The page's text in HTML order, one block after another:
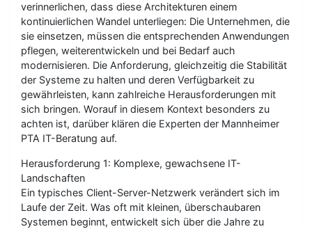
verinnerlichen, dass diese Architekturen einem
kontinuierlichen Wandel unterliegen: Die Unternehmen, die
sie einsetzen, müssen die entsprechenden Anwendungen
pflegen, weiterentwickeln und bei Bedarf auch
modernisieren. Die Anforderung, gleichzeitig die Stabilität
der Systeme zu halten und deren Verfügbarkeit zu
gewährleisten, kann zahlreiche Herausforderungen mit
sich bringen. Worauf in diesem Kontext besonders zu
achten ist, darüber klären die Experten der Mannheimer
PTA IT-Beratung auf.
Herausforderung 1: Komplexe, gewachsene IT-
Landschaften
Ein typisches Client-Server-Netzwerk verändert sich im
Laufe der Zeit. Was oft mit kleinen, überschaubaren
Systemen beginnt, entwickelt sich über die Jahre zu